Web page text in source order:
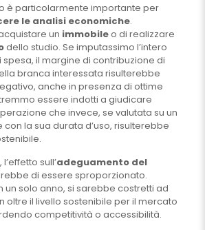
è particolarmente importante per
le analisi economiche.
un immobileo di realizzare
dello studio. Se imputassimo l’intero
spesa, il margine di contribuzione di
branca interessata risulterebbe
anche in presenza di ottime
essere indotti a giudicare
che invece, se valutata su un
la sua durata d’uso, risulterebbe
sull’adeguamento del
di essere sproporzionato.
un solo anno, si sarebbe costretti ad
oltre il livello sostenibile per il mercato
competitività o accessibilità.